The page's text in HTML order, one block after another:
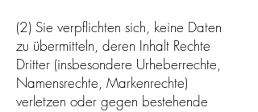
(2) Sie verpflichten sich, keine Daten
zu übermitteln, deren Inhalt Rechte
Dritter (insbesondere Urheberrechte,
Namensrechte, Markenrechte)
verletzen oder gegen bestehende